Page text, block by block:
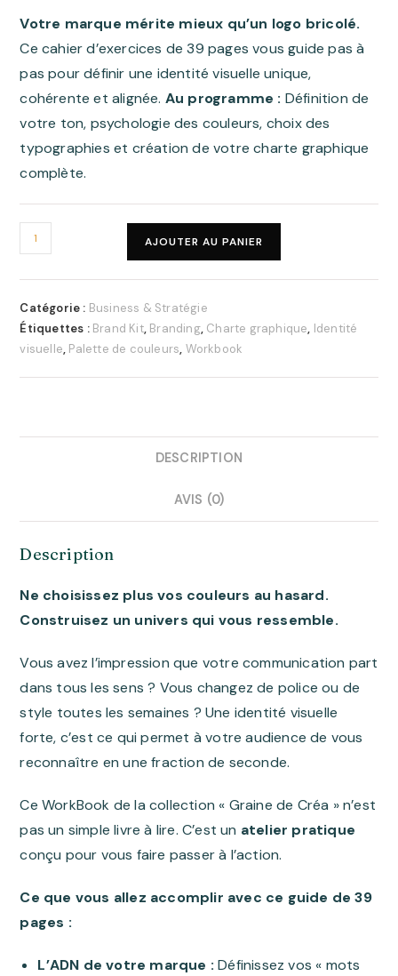
Votre marque mérite mieux qu’un logo bricolé.
Ce cahier d’exercices de 39 pages vous guide pas à
pas pour définir une identité visuelle unique,
cohérente et alignée. Au programme : Définition de
votre ton, psychologie des couleurs, choix des
typographies et création de votre charte graphique
complète.
quantité
de
WorkBook
Construire
une
AJOUTER AU PANIER
Catégorie : Business & Stratégie
Étiquettes : Brand Kit, Branding, Charte graphique, Identité
visuelle, Palette de couleurs, Workbook
DESCRIPTION
AVIS (0)
Description
Ne choisissez plus vos couleurs au hasard.
Construisez un univers qui vous ressemble.
Vous avez l’impression que votre communication part
dans tous les sens ? Vous changez de police ou de
style toutes les semaines ?Une identité visuelle
forte, c’est ce qui permet à votre audience de vous
reconnaître en une fraction de seconde.
Ce WorkBook de la collection « Graine de Créa » n’est
pas un simple livre à lire.C’est un atelier pratique
conçu pour vous faire passer à l’action.
Ce que vous allez accomplir avec ce guide de 39
pages :
L’ADN de votre marque : Définissez vos « mots